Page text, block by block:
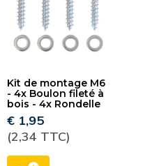
Kit de montage M6
- 4x Boulon fileté à
bois - 4x Rondelle
€ 1,95
(2,34 TTC)